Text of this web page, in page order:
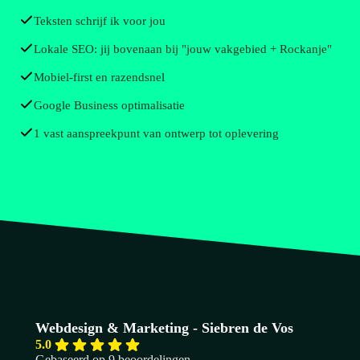
Teksten schrijf ik voor jou
Lokale SEO: jij bovenaan bij "jouw vakgebied + Rockanje"
Mobiel-first en razendsnel
Google Business optimalisatie
1 vast aanspreekpunt van ontwerp tot oplevering
Webdesign & Marketing - Siebren de Vos
5.0